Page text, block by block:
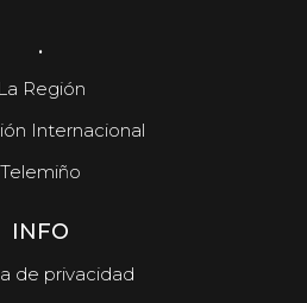
.
La Región
Internacional
Telemiño
INFO
de privacidad